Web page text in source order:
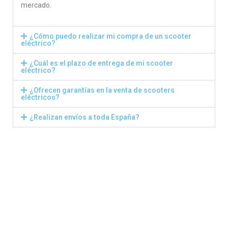
mercado.
¿Cómo puedo realizar mi compra de un scooter
eléctrico?
¿Cuál es el plazo de entrega de mi scooter
eléctrico?
¿Ofrecen garantías en la venta de scooters
eléctricos?
¿Realizan envíos a toda España?